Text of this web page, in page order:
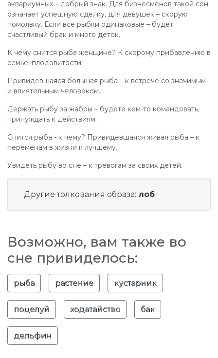
аквариумных – добрый знак. Для бизнесменов такой сон
означает успешную сделку, для девушек – скорую
помолвку. Если все рыбки одинаковые – будет
счастливый брак и много деток.
К чему снится рыба женщине? К скорому прибавлению в
семье, плодовитости.
Привидевшаяся большая рыба – к встрече со значимым
и влиятельным человеком.
Держать рыбу за жабры – будете кем-то командовать,
принуждать к действиям.
Снится рыба - к чему? Привидевшаяся живая рыба – к
переменам в жизни к лучшему.
Увидеть рыбу во сне – к тревогам за своих детей.
Другие толкования образа: лоб
Возможно, вам также во
сне привиделось:
рыба растение кустарник
поцелуй ходатайство бак
дельфин